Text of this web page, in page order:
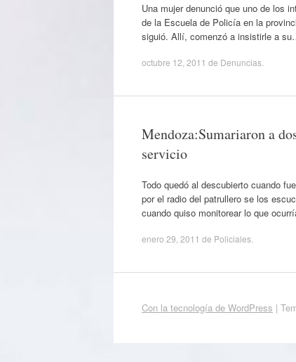
Una mujer denunció que uno de los
de la Escuela de Policía en la
siguió. Allí, comenzó a insistirle a
octubre 12, 2011 de Denuncias
Mendoza:Sumariaron a
servicio
Todo quedó al descubierto cuando
por el radio del patrullero se los
cuando quiso monitorear lo que
enero 29, 2011 de Policiales
Con la tecnología de WordPress |